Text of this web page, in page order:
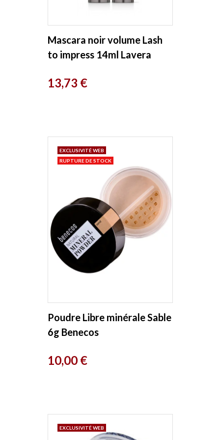
Mascara noir volume Lash
to impress 14ml Lavera
Prix
13,73 €
Poudre Libre minérale Sable
6g Benecos
Prix
10,00 €
EXCLUSIVITÉ WEB
RUPTURE DE STOCK
EXCLUSIVITÉ WEB